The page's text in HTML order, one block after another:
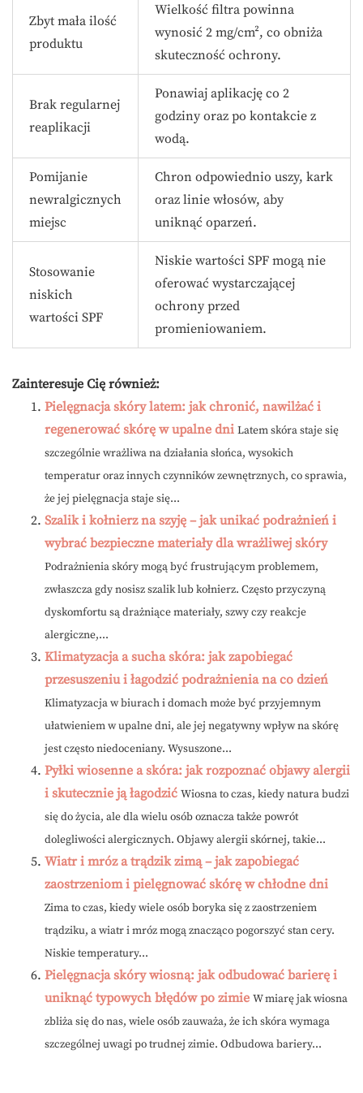
Zbyt mała ilość
produktu
Wielkość filtra powinna
wynosić 2 mg/cm², co obniża
skuteczność ochrony.
Brak regularnej
reaplikacji
Ponawiaj aplikację co 2
godziny oraz po kontakcie z
wodą.
Pomijanie
newralgicznych
miejsc
Chron odpowiednio uszy, kark
oraz linie włosów, aby
uniknąć oparzeń.
Stosowanie
niskich
wartości SPF
Niskie wartości SPF mogą nie
oferować wystarczającej
ochrony przed
promieniowaniem.
Zainteresuje Cię również:
Pielęgnacja skóry latem: jak chronić, nawilżać i
regenerować skórę w upalne dni Latem skóra staje się
szczególnie wrażliwa na działania słońca, wysokich
temperatur oraz innych czynników zewnętrznych, co sprawia,
że jej pielęgnacja staje się...
Szalik i kołnierz na szyję – jak unikać podrażnień i
wybrać bezpieczne materiały dla wrażliwej skóry
Podrażnienia skóry mogą być frustrującym problemem,
zwłaszcza gdy nosisz szalik lub kołnierz. Często przyczyną
dyskomfortu są drażniące materiały, szwy czy reakcje
alergiczne,...
Klimatyzacja a sucha skóra: jak zapobiegać
przesuszeniu i łagodzić podrażnienia na co dzień
Klimatyzacja w biurach i domach może być przyjemnym
ułatwieniem w upalne dni, ale jej negatywny wpływ na skórę
jest często niedoceniany. Wysuszone...
Pyłki wiosenne a skóra: jak rozpoznać objawy alergii
i skutecznie ją łagodzić Wiosna to czas, kiedy natura budzi
się do życia, ale dla wielu osób oznacza także powrót
dolegliwości alergicznych. Objawy alergii skórnej, takie...
Wiatr i mróz a trądzik zimą – jak zapobiegać
zaostrzeniom i pielęgnować skórę w chłodne dni
Zima to czas, kiedy wiele osób boryka się z zaostrzeniem
trądziku, a wiatr i mróz mogą znacząco pogorszyć stan cery.
Niskie temperatury...
Pielęgnacja skóry wiosną: jak odbudować barierę i
uniknąć typowych błędów po zimie W miarę jak wiosna
zbliża się do nas, wiele osób zauważa, że ich skóra wymaga
szczególnej uwagi po trudnej zimie. Odbudowa bariery...